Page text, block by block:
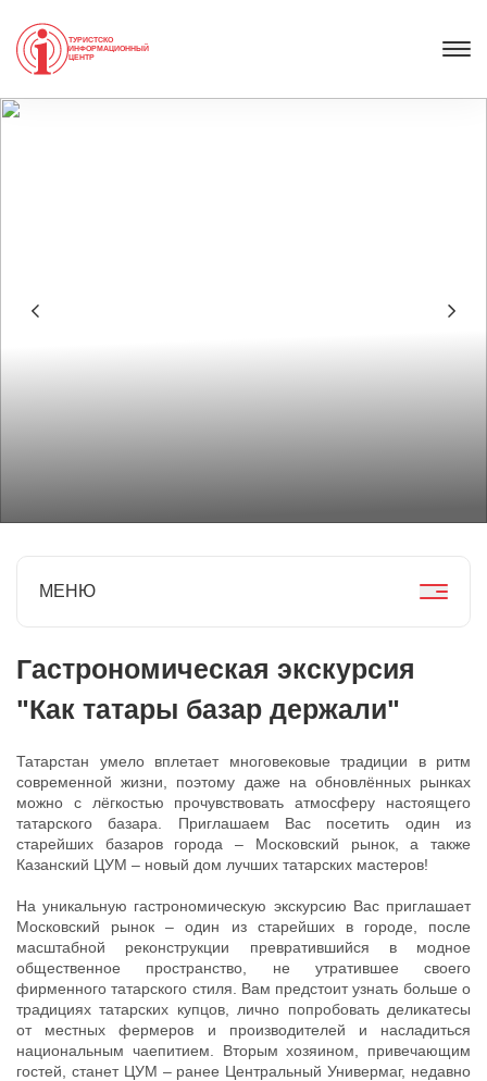
ТУРИСТСКО
ИНФОРМАЦИОННЫЙ
ЦЕНТР
МЕНЮ
Гастрономическая экскурсия
"Как татары базар держали"
Татарстан умело вплетает многовековые традиции в ритм
современной жизни, поэтому даже на обновлённых рынках
можно с лёгкостью прочувствовать атмосферу настоящего
татарского базара. Приглашаем Вас посетить один из
старейших базаров города – Московский рынок, а также
Казанский ЦУМ – новый дом лучших татарских мастеров!
На уникальную гастрономическую экскурсию Вас приглашает
Московский рынок – один из старейших в городе, после
масштабной реконструкции превратившийся в модное
общественное пространство, не утратившее своего
фирменного татарского стиля. Вам предстоит узнать больше о
традициях татарских купцов, лично попробовать деликатесы
от местных фермеров и производителей и насладиться
национальным чаепитием. Вторым хозяином, привечающим
гостей, станет ЦУМ – ранее Центральный Универмаг, недавно